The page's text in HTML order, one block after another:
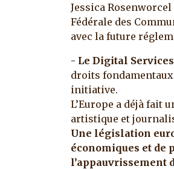
Jessica
Fédérale des
avec la future
- Le Digital Services
droits fondamentaux
initiative.
L’Europe a déjà fait
artistique et
Une législation
économiques et de
l’appauvrissement